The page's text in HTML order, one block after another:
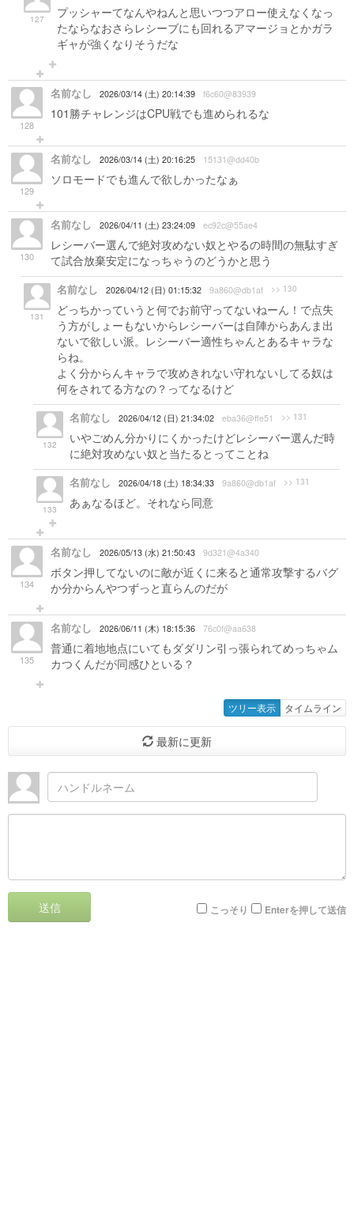
127
プッシャーてなんやねんと思いつつアロー使えなくなっ
たならなおさらレシーブにも回れるアマージョとかガラ
ギャが強くなりそうだな
128
名前なし 2026/03/14 (土) 20:14:39 f6c60@83939
101勝チャレンジはCPU戦でも進められるな
129
名前なし 2026/03/14 (土) 20:16:25 15131@dd40b
ソロモードでも進んで欲しかったなぁ
130
名前なし 2026/04/11 (土) 23:24:09 ec92c@55ae4
レシーバー選んで絶対攻めない奴とやるの時間の無駄すぎ
て試合放棄安定になっちゃうのどうかと思う
131
名前なし 2026/04/12 (日) 01:15:32 9a860@db1af >> 130
どっちかっていうと何でお前守ってないねーん！で点失
う方がしょーもないからレシーバーは自陣からあんま出
ないで欲しい派。レシーバー適性ちゃんとあるキャラな
らね。
よく分からんキャラで攻めきれない守れないしてる奴は
何をされてる方なの？ってなるけど
132
名前なし 2026/04/12 (日) 21:34:02 eba36@ffe51 >> 131
いやごめん分かりにくかったけどレシーバー選んだ時
に絶対攻めない奴と当たるとってことね
133
名前なし 2026/04/18 (土) 18:34:33 9a860@db1af >> 131
あぁなるほど。それなら同意
134
名前なし 2026/05/13 (水) 21:50:43 9d321@4a340
ボタン押してないのに敵が近くに来ると通常攻撃するバグ
か分からんやつずっと直らんのだが
135
名前なし 2026/06/11 (木) 18:15:36 76c0f@aa638
普通に着地地点にいてもダダリン引っ張られてめっちゃム
カつくんだが同感ひといる？
ツリー表示 タイムライン
最新に更新
送信 こっそり Enterを押して送信